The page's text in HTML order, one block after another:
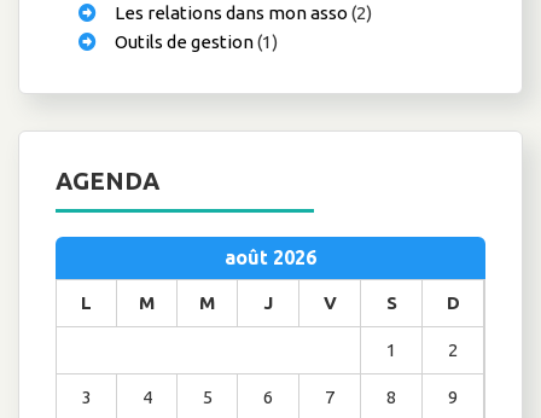
Les relations dans mon asso (2)
Outils de gestion(1)
AGENDA
août 2026
L M M J V S D
1 2
3 4 5 6 7 8 9